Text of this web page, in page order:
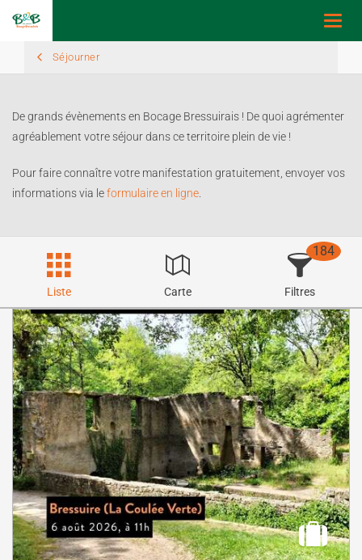
Séjourner
De grands évènements en Bocage Bressuirais ! De quoi agrémenter
agréablement votre séjour dans ce territoire plein de vie !
Pour faire connaître votre manifestation gratuitement, envoyer vos
informations via leformulaire en ligne
Liste Carte Filtres
184